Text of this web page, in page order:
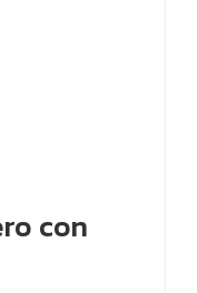
con